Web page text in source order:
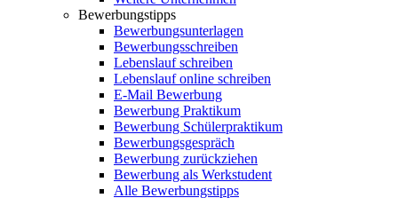
Bewerbungstipps
Bewerbungsunterlagen
Bewerbungsschreiben
Lebenslauf schreiben
Lebenslauf online schreiben
E-Mail Bewerbung
Bewerbung Praktikum
Bewerbung Schülerpraktikum
Bewerbungsgespräch
Bewerbung zurückziehen
Bewerbung als Werkstudent
Alle Bewerbungstipps